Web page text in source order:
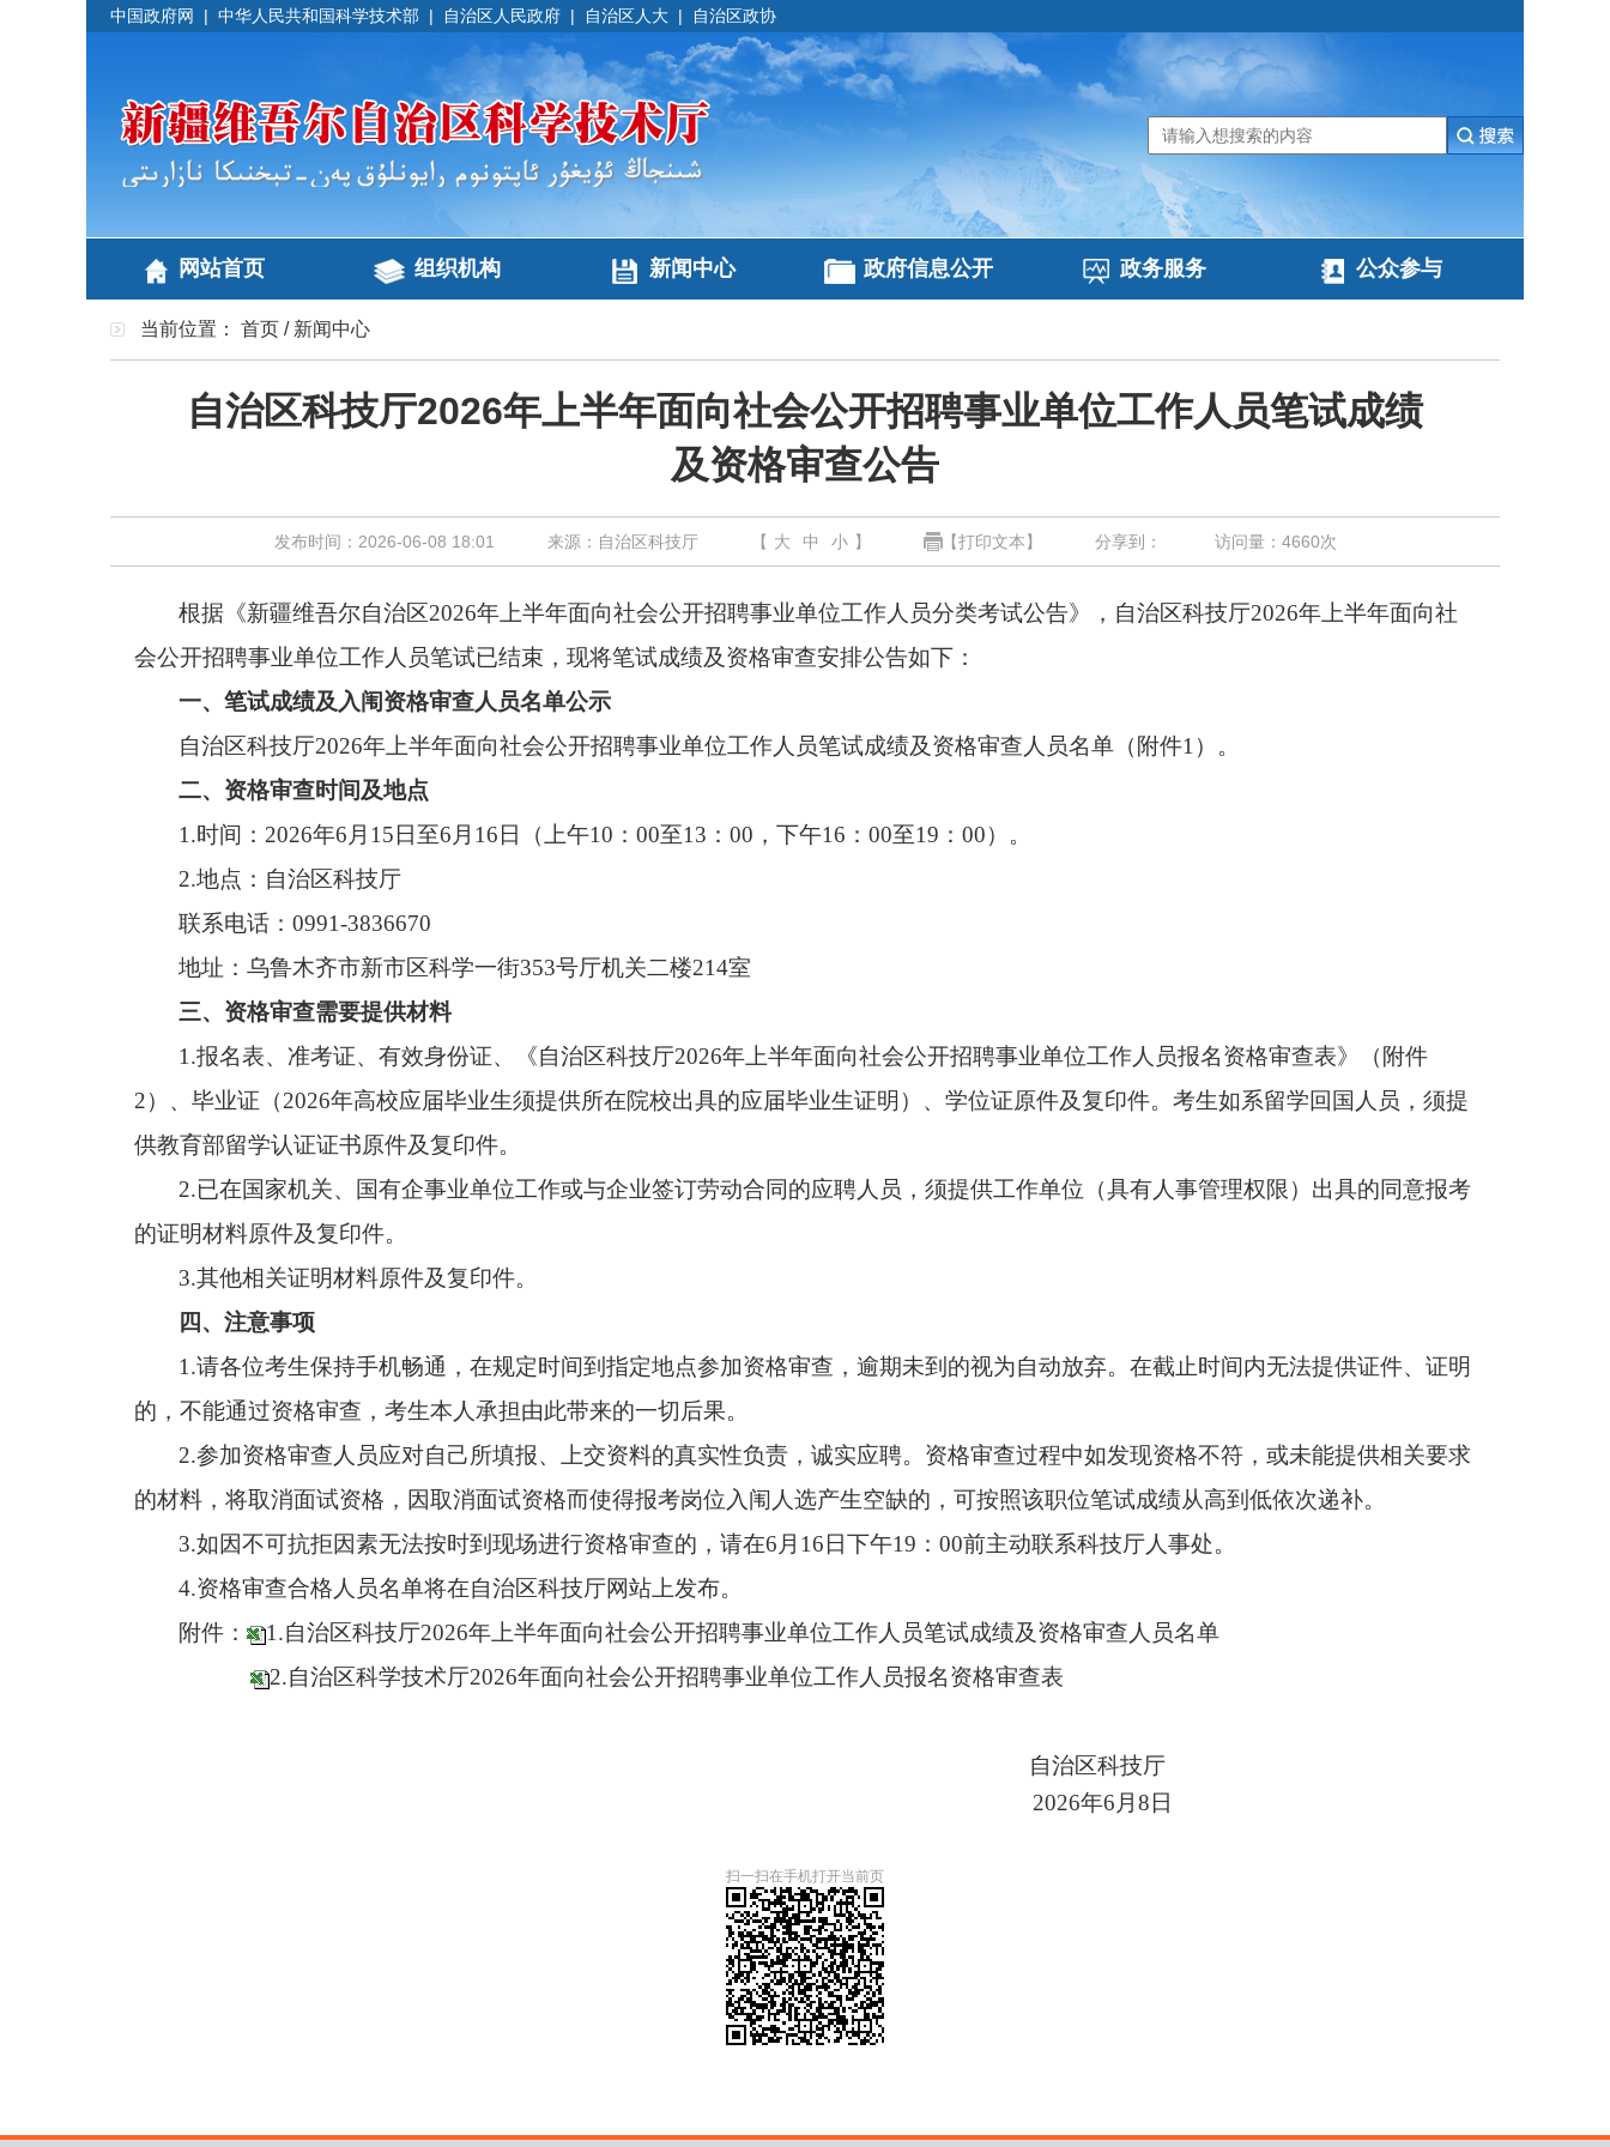
中国政府网 | 中华人民共和国科学技术部 | 自治区人民政府 | 自治区人大 | 自治区政协
网站首页 组织机构 新闻中心 政府信息公开 政务服务 公众参与
当前位置： 首页 / 新闻中心
自治区科技厅2026年上半年面向社会公开招聘事业单位工作人员笔试成绩
及资格审查公告
发布时间：2026-06-08 18:01 来源：自治区科技厅 【 大 中 小 】 【打印文本】 分享到： 访问量： 4660次
根据《新疆维吾尔自治区2026年 上半年面向社会公开招聘事业单位工作人员分类考试公告》， 自治区科技厅2026年 上半年面向社
会公开招聘事业单位工作人员笔试已结束，现将笔试成绩及资格审查安排公告如下：
一、笔试成绩及入闱资格审查人员名单公示
自治区科技厅2026年 上半年面向社会公开招聘事业单位工作人员笔试成绩及资格审查人员名单 （附件1 ） 。
二、 资格审查时间及地点
1.时间： 2026年6 月 15 日至6 月 16 日（上午10 ：00至13 ：00 ，下午16 ：00至19 ：00）。
2.地点： 自治区科技厅
联系电话：0991-3836670
地址：乌鲁木齐市新市区科学一街353号厅机关二楼214室
三、资格审查需要提供材料
1.报名表、 准考证、有效身份证、 《自治区科技厅2026年 上半年面向社会公开招聘事业单位工作人员报名资格审查表》（附件
2）、毕业证 （2026年高校应届毕业生须提供所在院校出具的应届毕业生证明） 、学位证原件及复印件。考生如系留学回国人员，须提
供教育部留学认证证书原件及复印件。
2.已在国家机关、国有企事业单位工作或与企业签订劳动合同的应聘人员 ，须提供工作单位 （具有人事管理权限） 出具的同意报考
的证明材料原件及复印件。
3.其他相关证明材料原件及复印件。
四、注意事项
1.请各位考生保持手机畅通，在规定时间到指定地点参加资格审查，逾期未到的视为自动放弃。在截止时间内无法提供证件、证明
的，不能通过资格审查，考生本人承担由此带来的一切后果。
2.参加资格审查人员应对自己所填报、上交资料的真实性负责，诚实应聘。资格审查过程中如发现资格不符，或未能提供相关要求
的材料，将取消面试资格，因取消面试资格而使得报考岗位入闱人选产生空缺的，可按照该职位笔试成绩从高到低依次递补。
3.如因不可抗拒因素无法按时到现场进行资格审查的，请在6 月 16 日下午19 ：00前主动联系科技厅人事处。
4.资格审查合格人员名单将在自治区科技厅网站上发布。
附件：
1.自治区科技厅2026年上半年面向社会公开招聘事业单位工作人员笔试成绩及资格审查人员名单
2.自治区科学技术厅2026年面向社会公开招聘事业单位工作人员报名资格审查表
自治区科技厅
2026年6 月 8 日
扫一扫在手机打开当前页